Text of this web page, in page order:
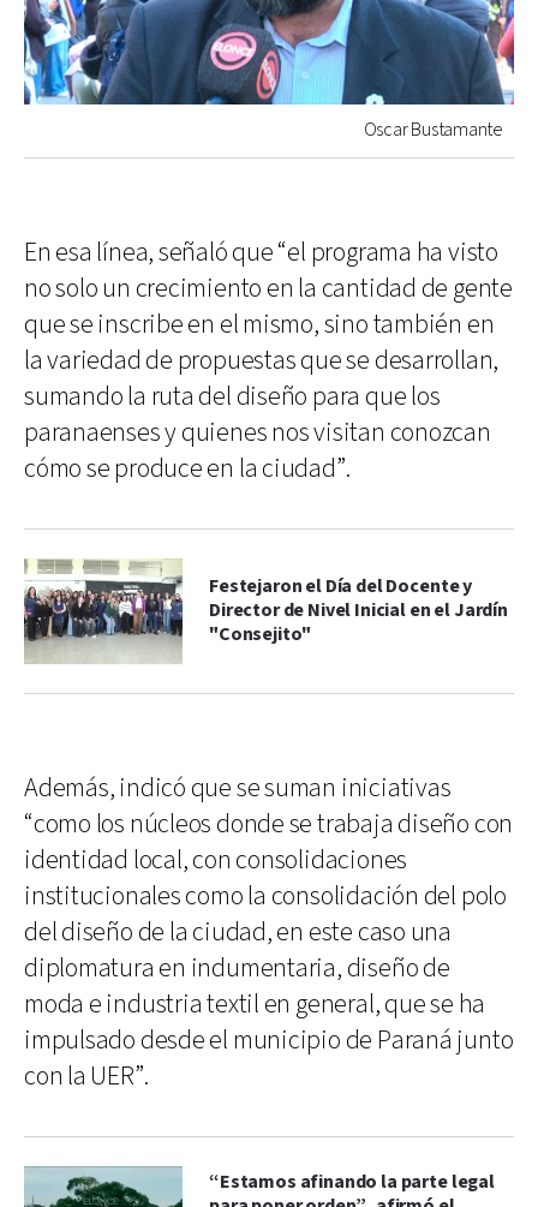
Oscar Bustamante
En esa línea, señaló que “el programa ha visto
no solo un crecimiento en la cantidad de gente
que se inscribe en el mismo, sino también en
la variedad de propuestas que se desarrollan,
sumando la ruta del diseño para que los
paranaenses y quienes nos visitan conozcan
cómo se produce en la ciudad”.
Festejaron el Día del Docente y
Director de Nivel Inicial en el Jardín
"Consejito"
Además, indicó que se suman iniciativas
“como los núcleos donde se trabaja diseño con
identidad local, con consolidaciones
institucionales como la consolidación del polo
del diseño de la ciudad, en este caso una
diplomatura en indumentaria, diseño de
moda e industria textil en general, que se ha
impulsado desde el municipio de Paraná junto
con la UER”.
“Estamos afinando la parte legal